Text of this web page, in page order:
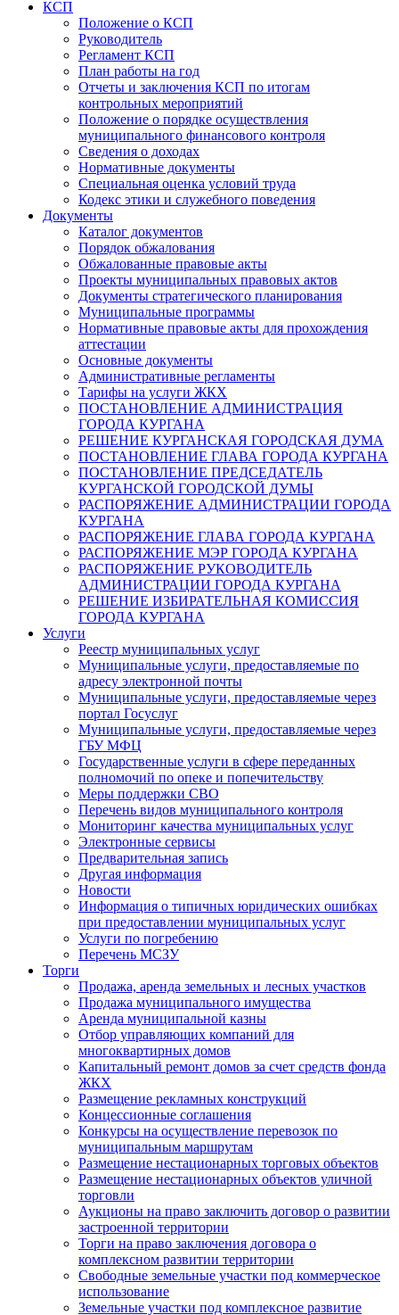
КСП
Положение о КСП
Руководитель
Регламент КСП
План работы на год
Отчеты и заключения КСП по итогам
контрольных мероприятий
Положение о порядке осуществления
муниципального финансового контроля
Сведения о доходах
Нормативные документы
Специальная оценка условий труда
Кодекс этики и служебного поведения
Документы
Каталог документов
Порядок обжалования
Обжалованные правовые акты
Проекты муниципальных правовых актов
Документы стратегического планирования
Муниципальные программы
Нормативные правовые акты для прохождения
аттестации
Основные документы
Административные регламенты
Тарифы на услуги ЖКХ
ПОСТАНОВЛЕНИЕ АДМИНИСТРАЦИЯ
ГОРОДА КУРГАНА
РЕШЕНИЕ КУРГАНСКАЯ ГОРОДСКАЯ ДУМА
ПОСТАНОВЛЕНИЕ ГЛАВА ГОРОДА КУРГАНА
ПОСТАНОВЛЕНИЕ ПРЕДСЕДАТЕЛЬ
КУРГАНСКОЙ ГОРОДСКОЙ ДУМЫ
РАСПОРЯЖЕНИЕ АДМИНИСТРАЦИИ ГОРОДА
КУРГАНА
РАСПОРЯЖЕНИЕ ГЛАВА ГОРОДА КУРГАНА
РАСПОРЯЖЕНИЕ МЭР ГОРОДА КУРГАНА
РАСПОРЯЖЕНИЕ РУКОВОДИТЕЛЬ
АДМИНИСТРАЦИИ ГОРОДА КУРГАНА
РЕШЕНИЕ ИЗБИРАТЕЛЬНАЯ КОМИССИЯ
ГОРОДА КУРГАНА
Услуги
Реестр муниципальных услуг
Муниципальные услуги, предоставляемые по
адресу электронной почты
Муниципальные услуги, предоставляемые через
портал Госуслуг
Муниципальные услуги, предоставляемые через
ГБУ МФЦ
Государственные услуги в сфере переданных
полномочий по опеке и попечительству
Меры поддержки СВО
Перечень видов муниципального контроля
Мониторинг качества муниципальных услуг
Электронные сервисы
Предварительная запись
Другая информация
Новости
Информация о типичных юридических ошибках
при предоставлении муниципальных услуг
Услуги по погребению
Перечень МСЗУ
Торги
Продажа, аренда земельных и лесных участков
Продажа муниципального имущества
Аренда муниципальной казны
Отбор управляющих компаний для
многоквартирных домов
Капитальный ремонт домов за счет средств фонда
ЖКХ
Размещение рекламных конструкций
Концессионные соглашения
Конкурсы на осуществление перевозок по
муниципальным маршрутам
Размещение нестационарных торговых объектов
Размещение нестационарных объектов уличной
торговли
Аукционы на право заключить договор о развитии
застроенной территории
Торги на право заключения договора о
комплексном развитии территории
Свободные земельные участки под коммерческое
использование
Земельные участки под комплексное развитие